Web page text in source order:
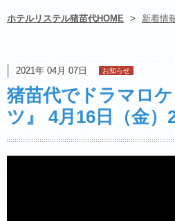
ホテルリステル猪苗代HOME > 新着情
2021年 04月 07日 お知らせ
猪苗代でドラマロ
ツ』 4月16日（金）